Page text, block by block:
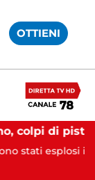
OTTIENI
esplosi in via